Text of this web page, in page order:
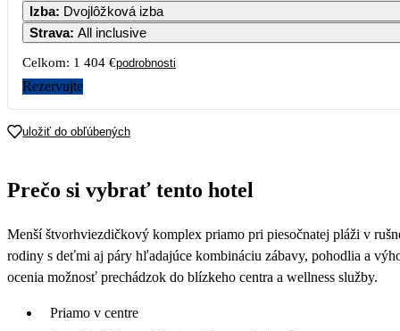
Izba: Dvojlôžková izba
Strava: All inclusive
Celkom: 1 404 €podrobnosti
Rezervujte
uložiť do obľúbených
Prečo si vybrať tento hotel
Menší štvorhviezdičkový komplex priamo pri piesočnatej pláži v
rodiny s deťmi aj páry hľadajúce kombináciu zábavy, pohodlia a
ocenia možnosť prechádzok do blízkeho centra a wellness služby.
Priamo v centre